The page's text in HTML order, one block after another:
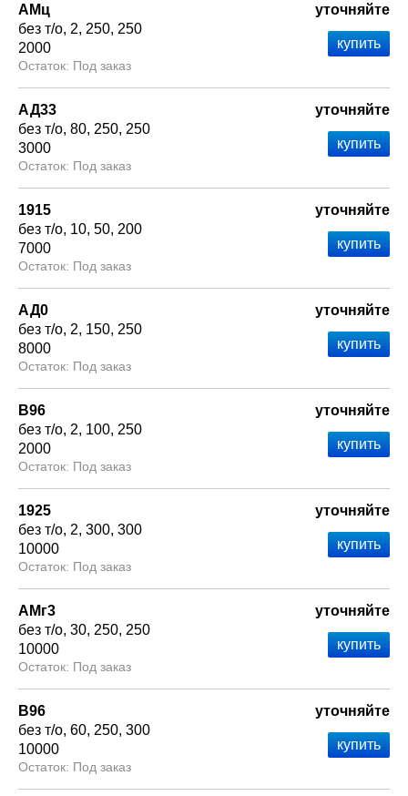
АМц
без т/о 2 250 250
2000
Под заказ
уточняйте
АД33
без т/о 80 250 250
3000
Под заказ
уточняйте
1915
без т/о 10 50 200
7000
Под заказ
уточняйте
АД0
без т/о 2 150 250
8000
Под заказ
уточняйте
В96
без т/о 2 100 250
2000
Под заказ
уточняйте
1925
без т/о 2 300 300
10000
Под заказ
уточняйте
АМг3
без т/о 30 250 250
10000
Под заказ
уточняйте
В96
без т/о 60 250 300
10000
Под заказ
уточняйте